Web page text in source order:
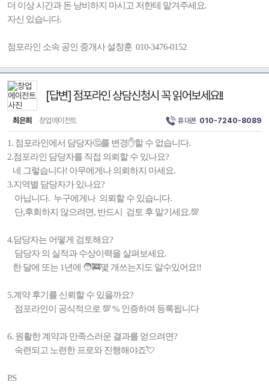
더 이상 시간과 돈 낭비하지 마시고 저한테 맡겨주세요.
자신 있습니다.
점포라인 소속 공인 중개사 설창훈 010-3476-0152
[답변] 점포라인 상담신청시 꼭 읽어보세요!!
최은희 창업에이전트 휴대폰 010-7240-8089
1. 점포라인에서 담당자🤔를 변경✋️할 수 없습니다.
2.점포라인 담당자를 직접 의뢰할 수 있나요?
네 그렇습니다! 아무에게나 의뢰하지 마세요.
3.지역별 담당자가 있나요?
아닙니다. 누구에게나 의뢰할 수 있습니다.
단,후회하지 않으려면, 반드시 검토 후 맡기세요.💯
4.담당자는 어떻게 검토해요?
담당자 의 실적과 수상이력을 살펴보세요.
한 달에 또는 1년에 🧑‍🚒몇 개쓰는지도 알수있어요!!
5.계약 후기를 신뢰할 수 있을까요?
점포라인이 공식적으로 💯 % 인증하여 등록됩니다
6. 원활한 계약과 만족스러운 결과를 얻으려면?
숙련되고 노련한 프로와 진행해야죠💘
P.S